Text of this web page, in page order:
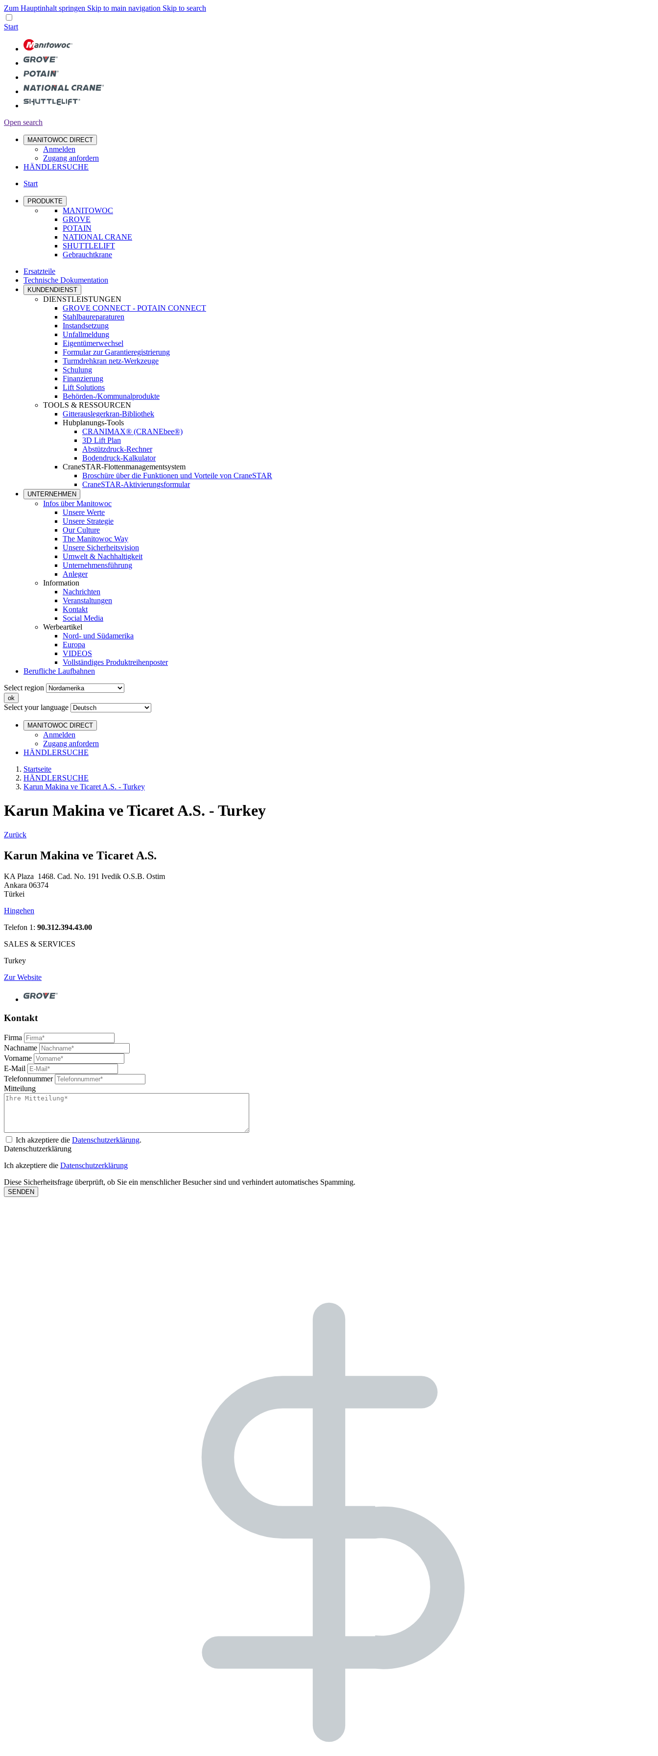
Zum Hauptinhalt springen Skip to main navigation Skip to search
Start
Open search
MANITOWOC DIRECT
Anmelden
Zugang anfordern
HÄNDLERSUCHE
Start
PRODUKTE
MANITOWOC
GROVE
POTAIN
NATIONAL CRANE
SHUTTLELIFT
Gebrauchtkrane
Ersatzteile
Technische Dokumentation
KUNDENDIENST
DIENSTLEISTUNGEN
GROVE CONNECT - POTAIN CONNECT
Stahlbaureparaturen
Instandsetzung
Unfallmeldung
Eigentümerwechsel
Formular zur Garantieregistrierung
Turmdrehkran netz-Werkzeuge
Schulung
Finanzierung
Lift Solutions
Behörden-/Kommunalprodukte
TOOLS & RESSOURCEN
Gitterauslegerkran-Bibliothek
Hubplanungs-Tools
CRANIMAX® (CRANEbee®)
3D Lift Plan
Abstützdruck-Rechner
Bodendruck-Kalkulator
CraneSTAR-Flottenmanagementsystem
Broschüre über die Funktionen und Vorteile von CraneSTAR
CraneSTAR-Aktivierungsformular
UNTERNEHMEN
Infos über Manitowoc
Unsere Werte
Unsere Strategie
Our Culture
The Manitowoc Way
Unsere Sicherheitsvision
Umwelt & Nachhaltigkeit
Unternehmensführung
Anleger
Information
Nachrichten
Veranstaltungen
Kontakt
Social Media
Werbeartikel
Nord- und Südamerika
Europa
VIDEOS
Vollständiges Produktreihenposter
Berufliche Laufbahnen
Select region
Select your language
MANITOWOC DIRECT
Anmelden
Zugang anfordern
HÄNDLERSUCHE
Startseite
HÄNDLERSUCHE
Karun Makina ve Ticaret A.S. - Turkey
Karun Makina ve Ticaret A.S. - Turkey
Zurück
Karun Makina ve Ticaret A.S.
KA Plaza 1468. Cad. No. 191 Ivedik O.S.B. Ostim
Ankara 06374
Türkei
Hingehen
Telefon 1: 90.312.394.43.00
SALES & SERVICES
Turkey
Zur Website
Kontakt
Firma
Nachname
Vorname
E-Mail
Telefonnummer
Mitteilung
Ich akzeptiere die Datenschutzerklärung.
Datenschutzerklärung
Ich akzeptiere die Datenschutzerklärung
Diese Sicherheitsfrage überprüft, ob Sie ein menschlicher Besucher sind und verhindert automatisches Spamming.